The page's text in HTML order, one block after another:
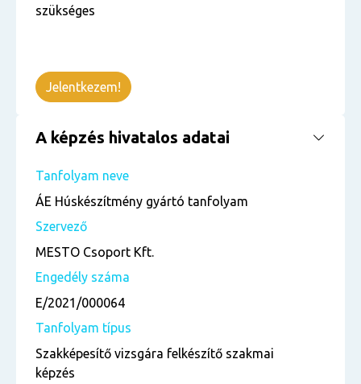
szükséges
Jelentkezem!
A képzés hivatalos adatai
Tanfolyam neve
ÁE Húskészítmény gyártó tanfolyam
Szervező
MESTO Csoport Kft.
Engedély száma
E/2021/000064
Tanfolyam típus
Szakképesítő vizsgára felkészítő szakmai
képzés